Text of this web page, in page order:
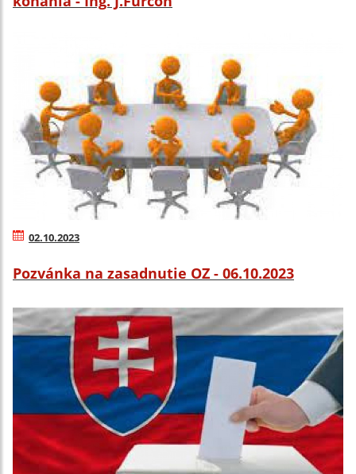
02.10.2023
Pozvánka na zasadnutie OZ - 06.10.2023